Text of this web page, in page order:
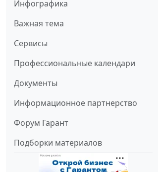
Инфографика
Важная тема
Сервисы
Профессиональные календари
Документы
Информационное партнерство
Форум Гарант
Подборки материалов